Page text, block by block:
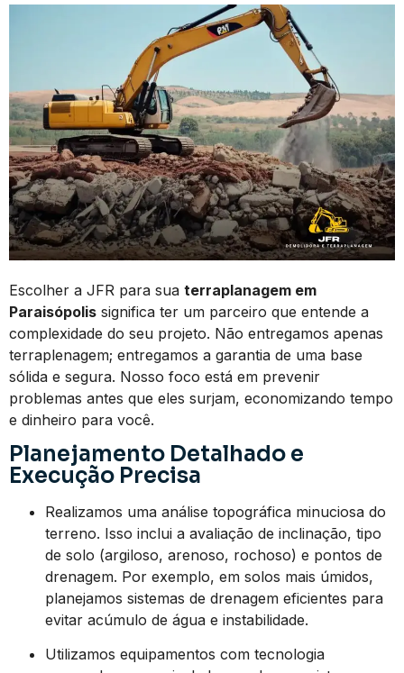
Escolher a JFR para sua terraplanagem em
Paraisópolis significa ter um parceiro que entende a
complexidade do seu projeto. Não entregamos apenas
terraplenagem; entregamos a garantia de uma base
sólida e segura. Nosso foco está em prevenir
problemas antes que eles surjam, economizando tempo
e dinheiro para você.
Planejamento Detalhado e
Execução Precisa
Realizamos uma análise topográfica minuciosa do
terreno. Isso inclui a avaliação de inclinação, tipo
de solo (argiloso, arenoso, rochoso) e pontos de
drenagem. Por exemplo, em solos mais úmidos,
planejamos sistemas de drenagem eficientes para
evitar acúmulo de água e instabilidade.
Utilizamos equipamentos com tecnologia